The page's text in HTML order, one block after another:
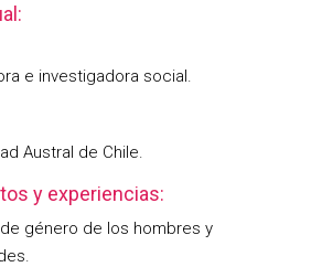
e investigadora social.
Austral de Chile.
y experiencias:
género de los hombres y